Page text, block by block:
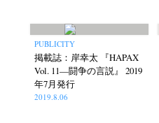
PUBLICITY
掲載誌：岸幸太 『HAPAX
Vol. 11—闘争の言説』 2019
年7月発行
2019.8.06